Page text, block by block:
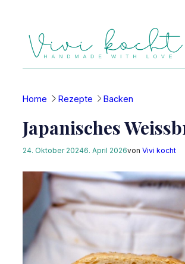
springen
Home Rezepte Backen
Japanisches
24. Oktober 20246. April 2026von Vivi kocht